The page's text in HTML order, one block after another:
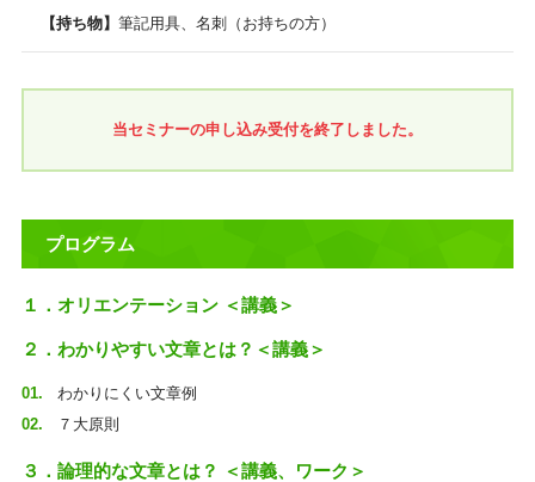
【持ち物】筆記用具、名刺（お持ちの方）
当セミナーの申し込み受付を終了しました。
プログラム
１．オリエンテーション ＜講義＞
２．わかりやすい文章とは？＜講義＞
わかりにくい文章例
７大原則
３．論理的な文章とは？ ＜講義、ワーク＞